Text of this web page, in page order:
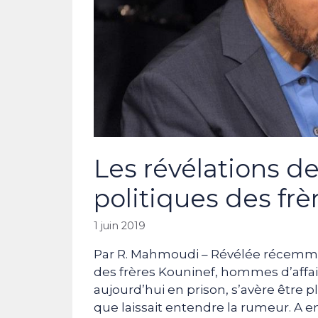
Les révélations
politiques des
1 juin 2019
Par R. Mahmoudi – Révélée
des frères Kouninef, hommes
aujourd’hui en prison, s’avère être
que laissait entendre la rumeur. A